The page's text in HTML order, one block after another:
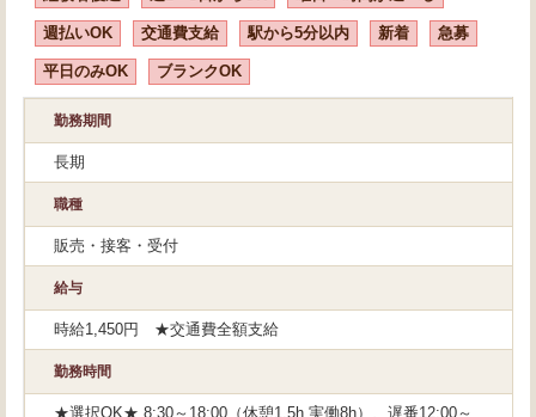
週払いOK 交通費支給 駅から5分以内 新着 急募
平日のみOK ブランクOK
勤務期間
長期
職種
販売・接客・受付
給与
時給1,450円 ★交通費全額支給
勤務時間
★選択OK★ 8:30～18:00（休憩1.5h 実働8h）、遅番12:00～